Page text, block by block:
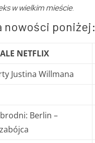
w wielkim mieście.
nowości poniżej:
NETFLIX
Justina Willmana
Berlin –